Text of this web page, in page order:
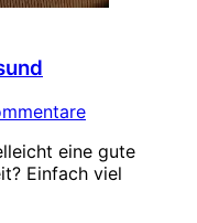
eine gute
Einfach viel